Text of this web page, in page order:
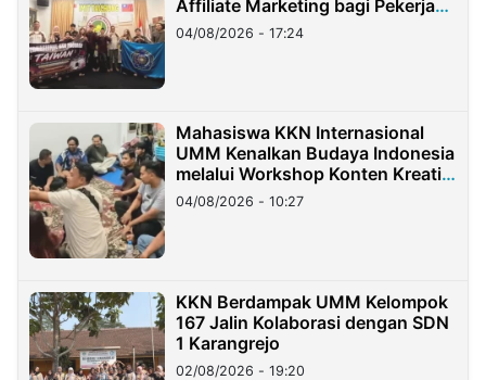
Affiliate Marketing bagi Pekerja
Migran Indonesia di Taiwan
04/08/2026 - 17:24
Mahasiswa KKN Internasional
UMM Kenalkan Budaya Indonesia
melalui Workshop Konten Kreatif
di Taiwan
04/08/2026 - 10:27
KKN Berdampak UMM Kelompok
167 Jalin Kolaborasi dengan SDN
1 Karangrejo
02/08/2026 - 19:20